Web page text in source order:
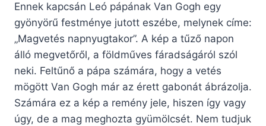
Ennek kapcsán Leó pápának Van Gogh egy
gyönyörű festménye jutott eszébe, melynek címe:
„Magvetés napnyugtakor”. A kép a tűző napon
álló megvetőről, a földműves fáradságáról szól
neki. Feltűnő a pápa számára, hogy a vetés
mögött Van Gogh már az érett gabonát ábrázolja.
Számára ez a kép a remény jele, hiszen így vagy
úgy, de a mag meghozta gyümölcsét. Nem tudjuk